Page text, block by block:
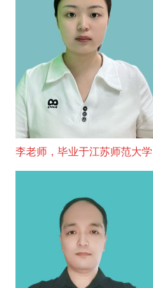
李老师，毕业于江苏师范大学